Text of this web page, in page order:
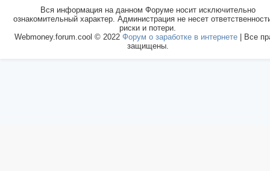
Вся информация на данном Форуме носит исключительно
ознакомительный характер. Администрация не несет
риски и потери.
Webmoney.forum.cool © 2022 Форум о заработке в интернете| Все
защищены.